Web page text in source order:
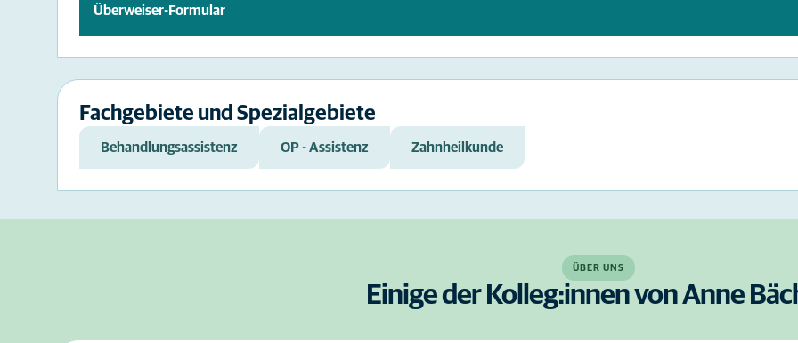
Überweiser-Formular
Fachgebiete und Spezialgebiete
Behandlungsassistenz OP - Assistenz Zahnheilkunde
ÜBER UNS
Einige der Kolleg:innen von Anne